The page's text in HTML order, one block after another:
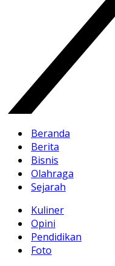
Beranda
Berita
Bisnis
Olahraga
Sejarah
Kuliner
Opini
Pendidikan
Foto